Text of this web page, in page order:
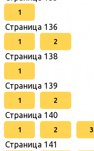
1
Страница 136
1 2
Страница 138
1
Страница 139
1 2
Страница 140
1 2 3
Страница 141